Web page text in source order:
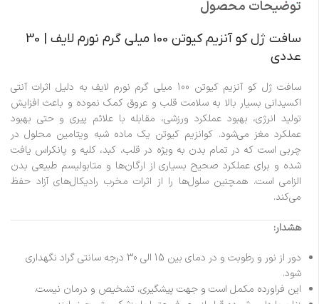
توضیحات محصول
سافت ژل کو آنزیم کیوتن 100 میلی گرم نورم لایف | 30
عددی
سافت ژل کو آنزیم کیوتن 100 میلی گرم نورم لایف به دلیل اثرات آنتی
اکسیدانی بسیار بالا به سلامت قلب و عروق کمک نموده و باعث افزایش
تولید انرژی، بهبود عملکرد ورزشی، مقابله با علائم پیری و حتی بهبود
عملکرد مغز می‌شود. کوانزیم کیوتن یک ماده شبه ویتامین محلول در
چربی است که در تمام بدن به ویژه در قلب، کبد، کلیه و پانکراس یافت
شده و برای عملکرد صحیح بسیاری از ارگان‌ها و متابولیسم طبیعی بدن
الزامی است. همچنین سلول‌ها را از اثرات مخرب رادیکال‌های آزاد حفظ
می‎‌کند.
هشدار:
دور از نور و رطوبت و در دمای بین 15 الی 30 درجه سانتی گراد نگهداری
شود.
این فراورده مکمل است و جهت پیشگیری، تشخیص و درمان نیست.